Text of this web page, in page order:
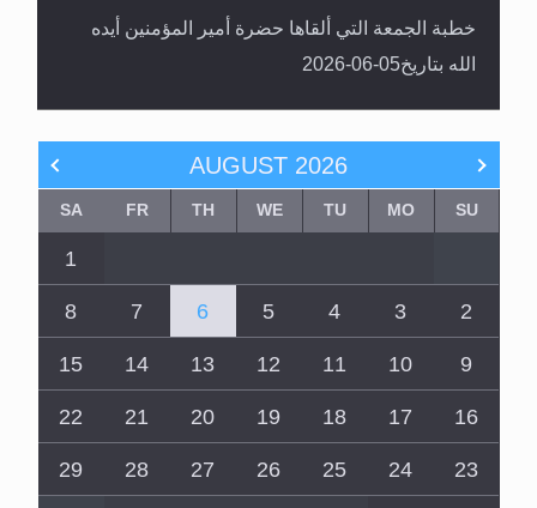
خطبة الجمعة التي ألقاها حضرة أمير المؤمنين أيده
الله بتاريخ05-06-2026
AUGUST 2026
SU
MO
TU
WE
TH
FR
SA
1
2
3
4
5
6
7
8
9
10
11
12
13
14
15
16
17
18
19
20
21
22
23
24
25
26
27
28
29